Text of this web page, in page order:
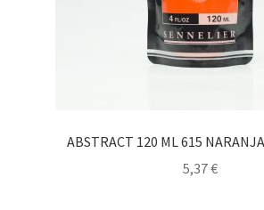
ABSTRACT 120 ML 615
5,37€